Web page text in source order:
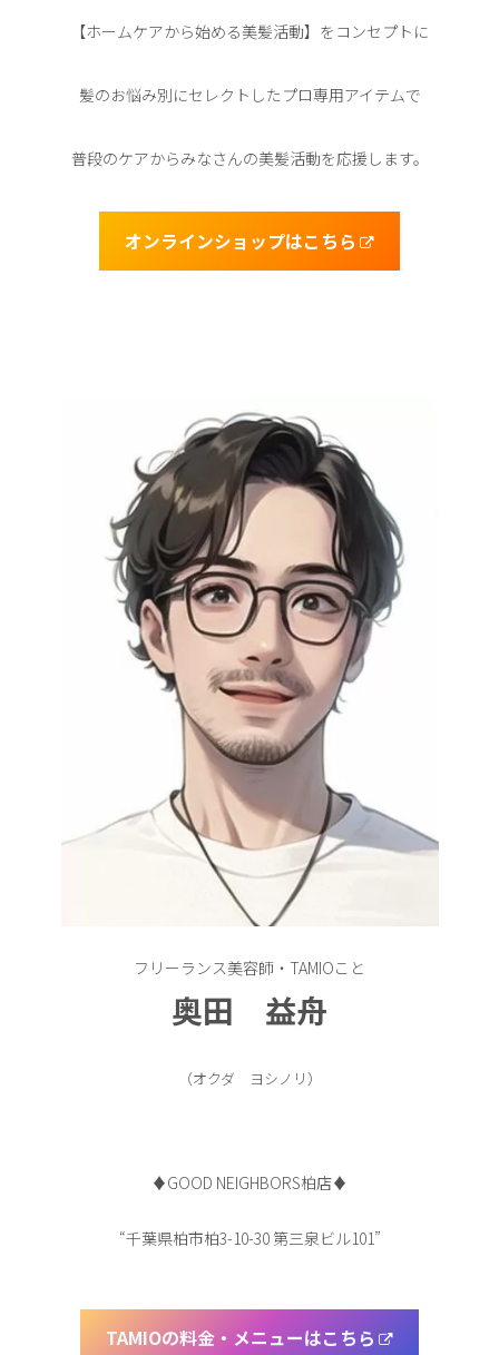
【ホームケアから始める美髪活動】をコンセプトに
髪のお悩み別にセレクトしたプロ専用アイテムで
普段のケアからみなさんの美髪活動を応援します。
オンラインショップはこちら
フリーランス美容師・TAMIOこと
奥田 益舟
（オクダ ヨシノリ）
♦︎GOOD NEIGHBORS柏店♦︎
“千葉県柏市柏3-10-30 第三泉ビル101”
TAMIOの料金・メニューはこちら